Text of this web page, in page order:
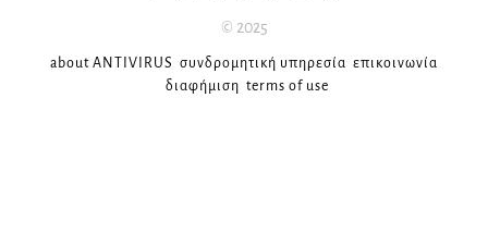
© 2025
about ANTIVIRUS συνδρομητική υπηρεσία επικοινωνία
διαφήμιση terms of use